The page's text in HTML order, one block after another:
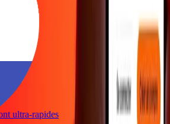
ultra-rapides